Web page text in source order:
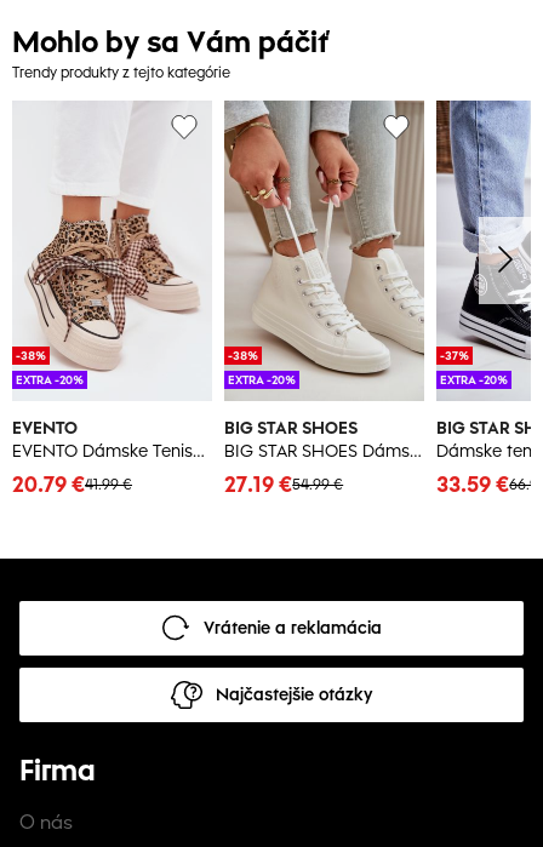
Mohlo by sa Vám páčiť
Trendy produkty z tejto kategórie
EVENTO
EVENTO Dámske Tenisky S Mašľou A Zipsom Na Platforme Panther Mavara
41.99 €
20.79 €
-38%
EXTRA -20%
BIG STAR SHOES
BIG STAR SHOES Dámske Zateplené Tenisky Z Eko Kože Biele Big Star
54.99 €
27.19 €
-38%
EXTRA -20%
BIG STAR
33.59 €
-37%
EXTRA -20%
Vrátenie a reklamácia
Najčastejšie otázky
Firma
O nás